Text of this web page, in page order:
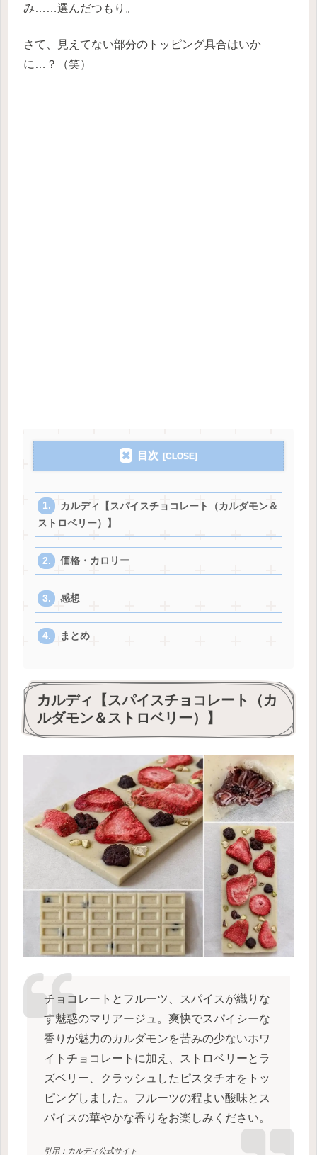
み……選んだつもり。
さて、見えてない部分のトッピング具合はいか
に…？（笑）
目次
カルディ【スパイスチョコレート（カルダモン＆
ストロベリー）】
価格・カロリー
感想
まとめ
カルディ【スパイスチョコレート（カ
ルダモン＆ストロベリー）】
チョコレートとフルーツ、スパイスが織りな
す魅惑のマリアージュ。爽快でスパイシーな
香りが魅力のカルダモンを苦みの少ないホワ
イトチョコレートに加え、ストロベリーとラ
ズベリー、クラッシュしたピスタチオをトッ
ピングしました。フルーツの程よい酸味とス
パイスの華やかな香りをお楽しみください。
引用：カルディ公式サイト